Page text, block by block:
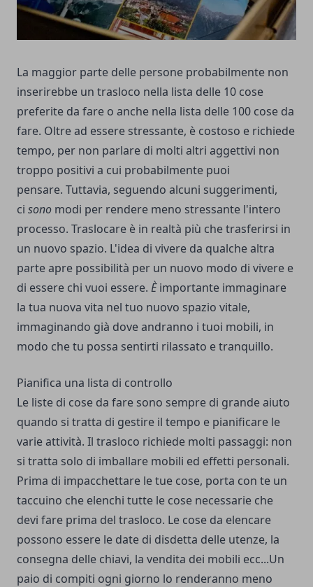
La maggior parte delle persone probabilmente non
inserirebbe un trasloco nella lista delle 10 cose
preferite da fare o anche nella lista delle 100 cose da
fare. Oltre ad essere stressante, è costoso e richiede
tempo, per non parlare di molti altri aggettivi non
troppo positivi a cui probabilmente puoi
pensare. Tuttavia, seguendo alcuni suggerimenti,
ci sono modi per rendere meno stressante l'intero
processo. Traslocare è in realtà più che trasferirsi in
un nuovo spazio. L'idea di vivere da qualche altra
parte apre possibilità per un nuovo modo di vivere e
di essere chi vuoi essere. Èimportante immaginare
la tua nuova vita nel tuo nuovo spazio vitale,
immaginando già dove andranno i tuoi mobili, in
modo che tu possa sentirti rilassato e tranquillo.
Pianifica una lista di controllo
Le liste di cose da fare sono sempre di grande aiuto
quando si tratta di gestire il tempo e pianificare le
varie attività. Il trasloco richiede molti passaggi: non
si tratta solo di imballare mobili ed effetti personali.
Prima di impacchettare le tue cose, porta con te un
taccuino che elenchi tutte le cose necessarie che
devi fare prima del trasloco. Le cose da elencare
possono essere le date di disdetta delle utenze, la
consegna delle chiavi, la vendita dei mobili ecc...Un
paio di compiti ogni giorno lo renderanno meno